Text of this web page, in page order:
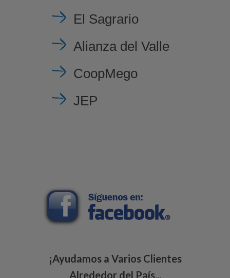
El Sagrario
Alianza del Valle
CoopMego
JEP
¡Ayudamos a Varios Clientes
Alrededor del País...